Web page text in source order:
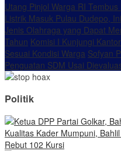
Utang Pinjol Warga RI
Listrik Masuk Pulau Dudepo,
Jenis Olahraga yang Dapat
Tahun Komisi I Kunjungi
Sesuai Kondisi Warga Sofyan
Penguatan SDM Usai
Politik
Kualitas Kader Mumpuni,
Rebut 102 Kursi